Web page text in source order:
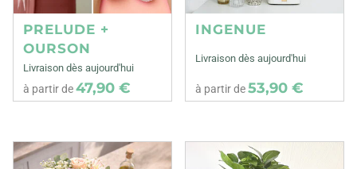
PRELUDE +
OURSON
Livraison dès aujourd'hui
à partir de47,90 €
INGENUE
Livraison dès aujourd'hui
à partir de53,90 €